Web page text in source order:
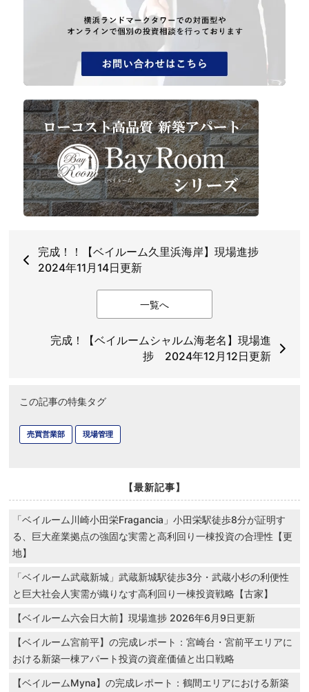
完成！！【ベイルーム久里浜海岸】現場進捗
2024年11月14日更新
一覧へ
完成！【ベイルームシャルム海老名】現場進
捗 2024年12月12日更新
この記事の特集タグ
売買営業部 現場管理
【最新記事】
「ベイルーム川崎小田栄Fragancia」小田栄駅徒歩8分が証明す
る、巨大産業拠点の強固な実需と高利回り一棟投資の合理性【更
地】
「ベイルーム武蔵新城」武蔵新城駅徒歩3分・武蔵小杉の利便性
と巨大社会人実需が織りなす高利回り一棟投資戦略【古家】
【ベイルーム六会日大前】現場進捗 2026年6月9日更新
【ベイルーム宮前平】の完成レポート：宮崎台・宮前平エリアに
おける新築一棟アパート投資の資産価値と出口戦略
【ベイルームMyna】の完成レポート：鶴間エリアにおける新築